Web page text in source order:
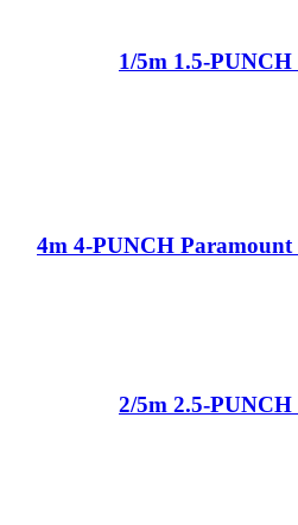
پانچ پوستی یکبار مصرف 1/5m 1.5-PUNCH
پانچ پوستی یکبار مصرف 2/5m 2.5-PUNCH